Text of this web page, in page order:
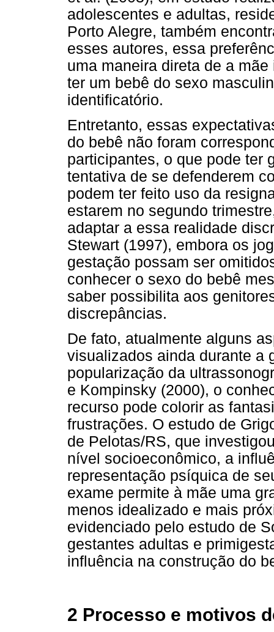
adolescentes e adultas,
Porto Alegre, também
esses autores, essa
uma maneira direta de a
ter um bebê do sexo
identificatório.
Entretanto, essas
do bebê não foram
participantes, o que pode ter
tentativa de se defenderem
podem ter feito uso da
estarem no segundo
adaptar a essa realidade
Stewart (1997), embora os
gestação possam ser
conhecer o sexo do bebê
saber possibilita aos
discrepâncias.
De fato, atualmente alguns
visualizados ainda durante a
popularização da
e Kompinsky (2000), o
recurso pode colorir as
frustrações. O estudo de
de Pelotas/RS, que
nível socioeconômico, a
representação psíquica de
exame permite à mãe uma
menos idealizado e mais
evidenciado pelo estudo de
gestantes adultas e
influência na construção do
2 Processo e motivos